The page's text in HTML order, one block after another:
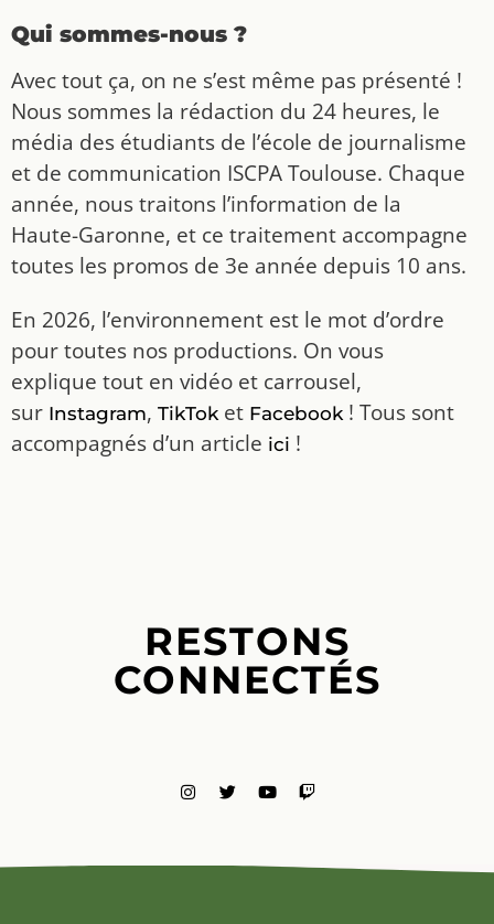
Qui sommes-nous ?
Avec tout ça, on ne s’est même pas présenté !
Nous sommes la rédaction du 24 heures, le
média des étudiants de l’école de journalisme
et de communication ISCPA Toulouse. Chaque
année, nous traitons l’information de la
Haute-Garonne, et ce traitement accompagne
toutes les promos de 3e année depuis 10 ans.
En 2026, l’environnement est le mot d’ordre
pour toutes nos productions. On vous
explique tout en vidéo et carrousel,
sur Instagram, TikToket Facebook! Tous sont
accompagnés d’un article ici !
RESTONS
CONNECTÉS